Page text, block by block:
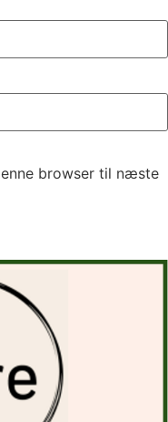
browser til næste